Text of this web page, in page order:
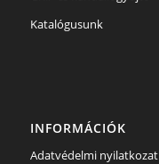
Katalógusunk
INFORMÁCIÓK
Adatvédelmi nyilatkozat